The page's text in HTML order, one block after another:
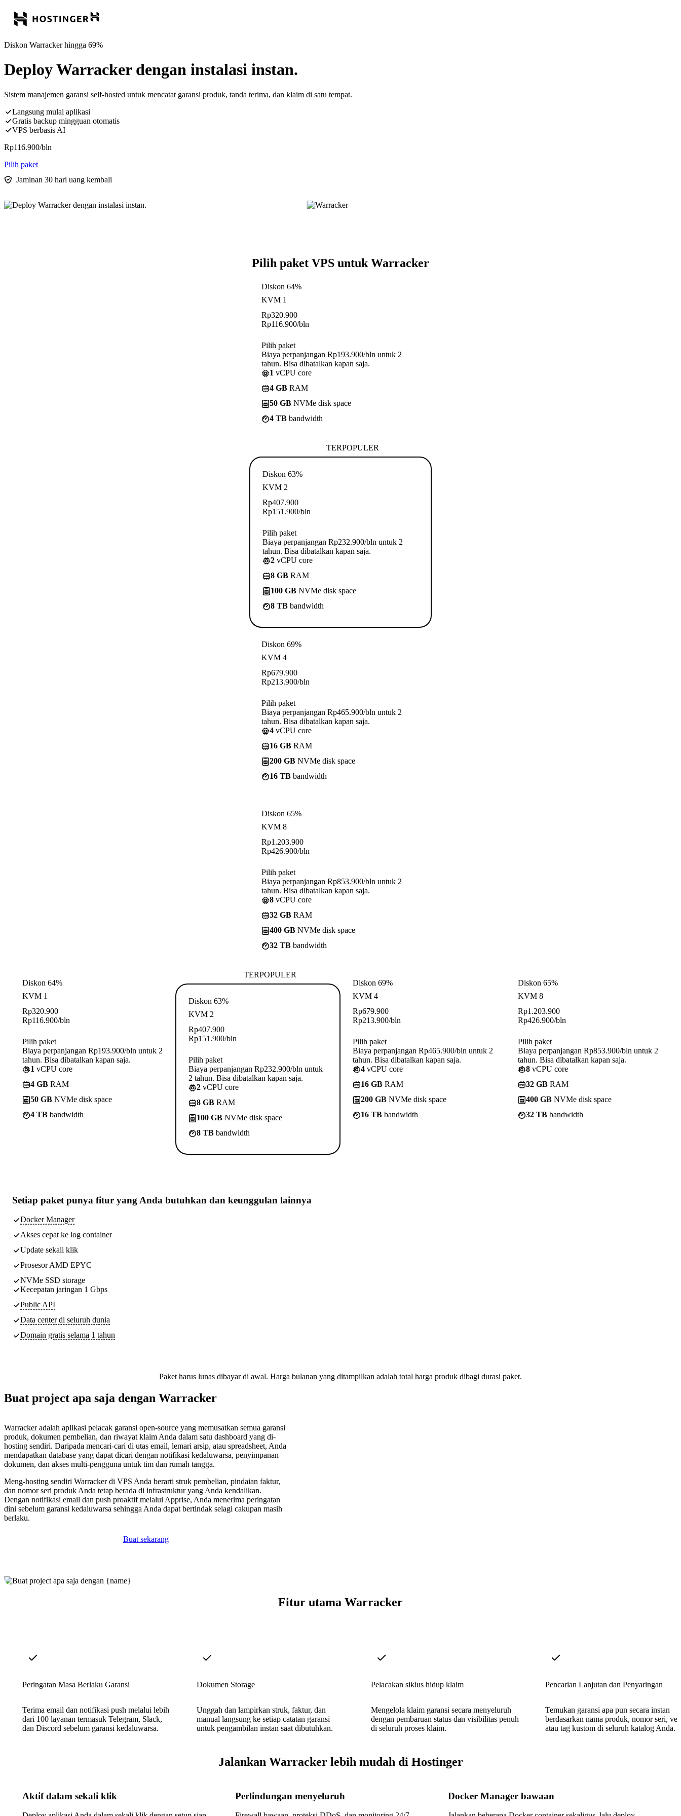
Diskon Warracker hingga 69%
Deploy Warracker dengan instalasi instan.
Sistem manajemen garansi self-hosted untuk mencatat garansi produk, tanda terima, dan klaim di satu tempat.
Langsung mulai aplikasi
Gratis backup mingguan otomatis
VPS berbasis AI
Rp116.900/bln
Pilih paket
Jaminan 30 hari uang kembali
Pilih paket VPS untuk Warracker
Diskon 64%
KVM 1
Rp320.900
Rp116.900/bln
Pilih paket
Biaya perpanjangan Rp193.900/bln untuk 2
tahun. Bisa dibatalkan kapan saja.
1 vCPU core
4 GB RAM
50 GB NVMe disk space
4 TB bandwidth
TERPOPULER
Diskon 63%
KVM 2
Rp407.900
Rp151.900/bln
Pilih paket
Biaya perpanjangan Rp232.900/bln untuk 2
tahun. Bisa dibatalkan kapan saja.
2 vCPU core
8 GB RAM
100 GB NVMe disk space
8 TB bandwidth
Diskon 69%
KVM 4
Rp679.900
Rp213.900/bln
Pilih paket
Biaya perpanjangan Rp465.900/bln untuk 2
tahun. Bisa dibatalkan kapan saja.
4 vCPU core
16 GB RAM
200 GB NVMe disk space
16 TB bandwidth
Diskon 65%
KVM 8
Rp1.203.900
Rp426.900/bln
Pilih paket
Biaya perpanjangan Rp853.900/bln untuk 2
tahun. Bisa dibatalkan kapan saja.
8 vCPU core
32 GB RAM
400 GB NVMe disk space
32 TB bandwidth
Diskon 64%
KVM 1
Rp320.900
Rp116.900/bln
Pilih paket
Biaya perpanjangan Rp193.900/bln untuk 2
tahun. Bisa dibatalkan kapan saja.
1 vCPU core
4 GB RAM
50 GB NVMe disk space
4 TB bandwidth
TERPOPULER
Diskon 63%
KVM 2
Rp407.900
Rp151.900/bln
Pilih paket
Biaya perpanjangan Rp232.900/bln untuk
2 tahun. Bisa dibatalkan kapan saja.
2 vCPU core
8 GB RAM
100 GB NVMe disk space
8 TB bandwidth
Diskon 69%
KVM 4
Rp679.900
Rp213.900/bln
Pilih paket
Biaya perpanjangan Rp465.900/bln untuk 2
tahun. Bisa dibatalkan kapan saja.
4 vCPU core
16 GB RAM
200 GB NVMe disk space
16 TB bandwidth
Diskon 65%
KVM 8
Rp1.203.900
Rp426.900/bln
Pilih paket
Biaya perpanjangan Rp853.900/bln untuk 2
tahun. Bisa dibatalkan kapan saja.
8 vCPU core
32 GB RAM
400 GB NVMe disk space
32 TB bandwidth
Setiap paket punya fitur yang Anda butuhkan dan keunggulan lainnya
Docker Manager
Akses cepat ke log container
Update sekali klik
Prosesor AMD EPYC
NVMe SSD storage
Kecepatan jaringan 1 Gbps
Public API
Data center di seluruh dunia
Domain gratis selama 1 tahun
Paket harus lunas dibayar di awal. Harga bulanan yang ditampilkan adalah total harga produk dibagi durasi paket.
Buat project apa saja dengan Warracker
Warracker adalah aplikasi pelacak garansi open-source yang memusatkan semua garansi
produk, dokumen pembelian, dan riwayat klaim Anda dalam satu dashboard yang di-
hosting sendiri. Daripada mencari-cari di utas email, lemari arsip, atau spreadsheet, Anda
mendapatkan database yang dapat dicari dengan notifikasi kedaluwarsa, penyimpanan
dokumen, dan akses multi-pengguna untuk tim dan rumah tangga.
Meng-hosting sendiri Warracker di VPS Anda berarti struk pembelian, pindaian faktur,
dan nomor seri produk Anda tetap berada di infrastruktur yang Anda kendalikan.
Dengan notifikasi email dan push proaktif melalui Apprise, Anda menerima peringatan
dini sebelum garansi kedaluwarsa sehingga Anda dapat bertindak selagi cakupan masih
berlaku.
Buat sekarang
Fitur utama Warracker
Peringatan Masa Berlaku Garansi
Terima email dan notifikasi push melalui lebih
dari 100 layanan termasuk Telegram, Slack,
dan Discord sebelum garansi kedaluwarsa.
Dokumen Storage
Unggah dan lampirkan struk, faktur, dan
manual langsung ke setiap catatan garansi
untuk pengambilan instan saat dibutuhkan.
Pelacakan siklus hidup klaim
Mengelola klaim garansi secara menyeluruh
dengan pembaruan status dan visibilitas penuh
di seluruh proses klaim.
Pencarian Lanjutan dan Penyaringan
Temukan garansi apa pun secara instan
berdasarkan nama produk, nomor seri,
atau tag kustom di seluruh katalog Anda.
Jalankan Warracker lebih mudah di Hostinger
Aktif dalam sekali klik Perlindungan menyeluruh Docker Manager bawaan